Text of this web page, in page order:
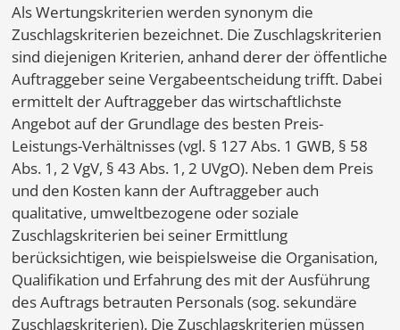
Als Wertungskriterien werden synonym die
Zuschlagskriterien bezeichnet. Die Zuschlagskriterien
sind diejenigen Kriterien, anhand derer der öffentliche
Auftraggeber seine Vergabeentscheidung trifft. Dabei
ermittelt der Auftraggeber das wirtschaftlichste
Angebot auf der Grundlage des besten Preis-
Leistungs-Verhältnisses (vgl. § 127 Abs. 1 GWB, § 58
Abs. 1, 2 VgV, § 43 Abs. 1, 2 UVgO). Neben dem Preis
und den Kosten kann der Auftraggeber auch
qualitative, umweltbezogene oder soziale
Zuschlagskriterien bei seiner Ermittlung
berücksichtigen, wie beispielsweise die Organisation,
Qualifikation und Erfahrung des mit der Ausführung
des Auftrags betrauten Personals (sog. sekundäre
Zuschlagskriterien). Die Zuschlagskriterien müssen